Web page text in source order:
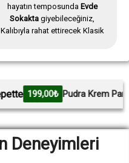
hayatın temposunda Evde
Sokakta giyebileceğiniz,
Kalıbıyla rahat ettirecek Klasik
Sweatshirt Modelleri
Sweatshirt
Modellerini
İncele
Pudra Krem Pamuklu Şort
Deneyimleri